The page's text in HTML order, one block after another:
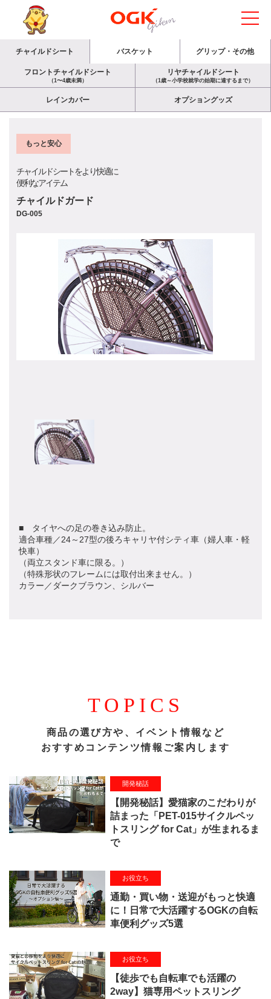
チャイルドシート バスケット グリップ・その他
フロントチャイルドシート
（1〜4歳未満）
リヤチャイルドシート
（1歳～小学校就学の始期に達するまで）
レインカバー オプショングッズ
もっと安心
チャイルドシートをより快適に
便利なアイテム
チャイルドガード
DG-005
■ タイヤへの足の巻き込み防止。
適合車種／24～27型の後ろキャリヤ付シティ車（婦人車・軽
快車）
（両立スタンド車に限る。）
（特殊形状のフレームには取付出来ません。）
カラー／ダークブラウン、シルバー
TOPICS
商品の選び方や、イベント情報など
おすすめコンテンツ情報ご案内します
開発秘話
【開発秘話】愛猫家のこだわりが
詰まった「PET-015サイクルペッ
トスリング for Cat」が生まれるま
で
お役立ち
通勤・買い物・送迎がもっと快適
に！日常で大活躍するOGKの自転
車便利グッズ5選
お役立ち
【徒歩でも自転車でも活躍の
2way】猫専用ペットスリング